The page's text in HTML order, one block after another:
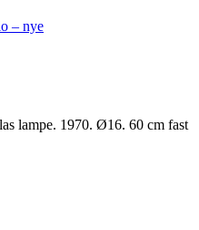
– nye
lampe. 1970. Ø16. 60 cm fast